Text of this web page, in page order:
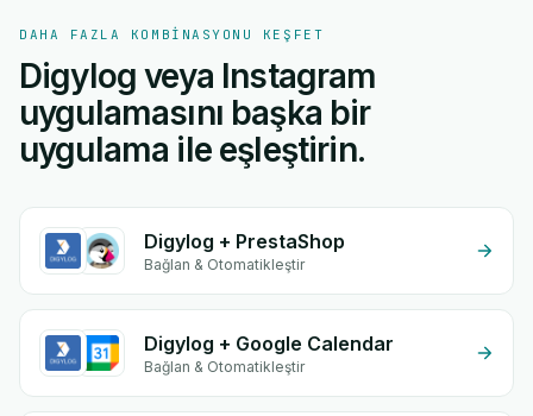
DAHA FAZLA KOMBINASYONU KEŞFET
Digylog veya Instagram
uygulamasını başka bir
uygulama ile eşleştirin.
Digylog + PrestaShop
Bağlan & Otomatikleştir
Digylog + Google Calendar
Bağlan & Otomatikleştir